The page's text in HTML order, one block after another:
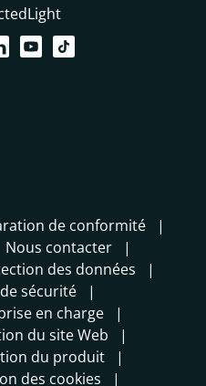
de conformité
Nous contacter
des données
sécurité
en charge
du site Web
du produit
des cookies